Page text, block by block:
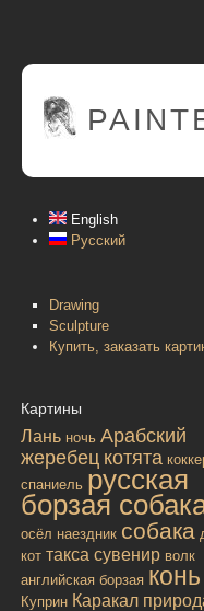
English
Русский
Drawing
Sculpture
Купить, заказать
Картины
Лань ночь Арабский
жеребец котята
спаниель русская
борзая
осёл наездник собака
кот такса сувенир волк
английская борзая конь
Куприн Каракал